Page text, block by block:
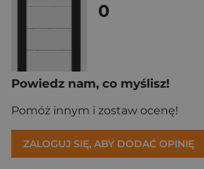
0
Powiedz nam, co myślisz!
Pomóż innym i zostaw ocenę!
ZALOGUJ SIĘ, ABY DODAĆ OPINIĘ